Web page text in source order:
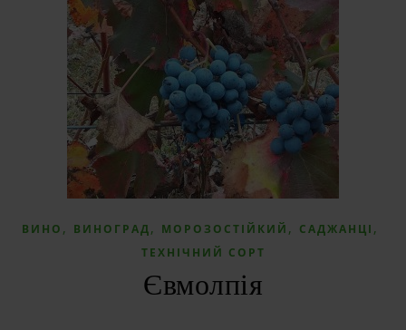
ВИНО , ВИНОГРАД, МОРОЗОСТІЙКИЙ , САДЖАНЦІ ,
ТЕХНІЧНИЙ СОРТ
Євмолпія